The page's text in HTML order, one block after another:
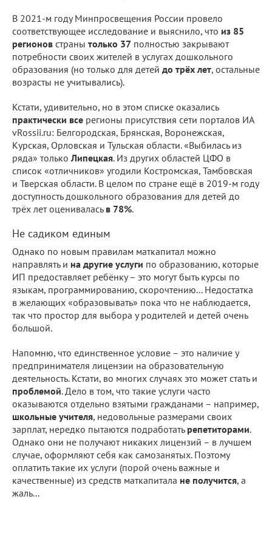
В 2021-м году Минпросвещения России провело
соответствующее исследование и выяснило, что из 85
регионов страны только 37 полностью закрывают
потребности своих жителей в услугах дошкольного
образования (но только для детей до трёх лет, остальные
возрасты не учитывались).
Кстати, удивительно, но в этом списке оказались
практически все регионы присутствия сети порталов ИА
vRossii.ru: Белгородская, Брянская, Воронежская,
Курская, Орловская и Тульская области. «Выбилась из
ряда» только Липецкая. Из других областей ЦФО в
список «отличников» угодили Костромская, Тамбовская
и Тверская области. В целом по стране ещё в 2019-м году
доступность дошкольного образования для детей до
трёх лет оценивалась в 78%.
Не садиком единым
Однако по новым правилам маткапитал можно
направлять и на другие услуги по образованию, которые
ИП предоставляет ребёнку – это могут быть курсы по
языкам, программированию, скорочтению... Недостатка
в желающих «образовывать» пока что не наблюдается,
так что простор для выбора у родителей и детей очень
большой.
Напомню, что единственное условие – это наличие у
предпринимателя лицензии на образовательную
деятельность. Кстати, во многих случаях это может стать и
проблемой. Дело в том, что такие услуги часто
оказываются отдельно взятыми гражданами – например,
школьные учителя, недовольные размерами своих
зарплат, нередко пытаются подработать репетиторами.
Однако они не получают никаких лицензий – в лучшем
случае, оформляют себя как самозанятых. Поэтому
оплатить такие их услуги (порой очень важные и
качественные) из средств маткапитала не получится, а
жаль...